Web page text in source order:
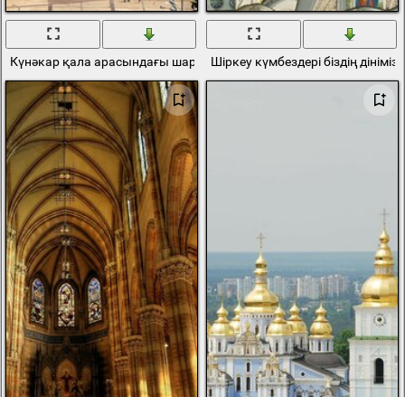
Күнәкар қала арасындағы шаруа шіркеуіШіркеу күмбездері біздің дініміз